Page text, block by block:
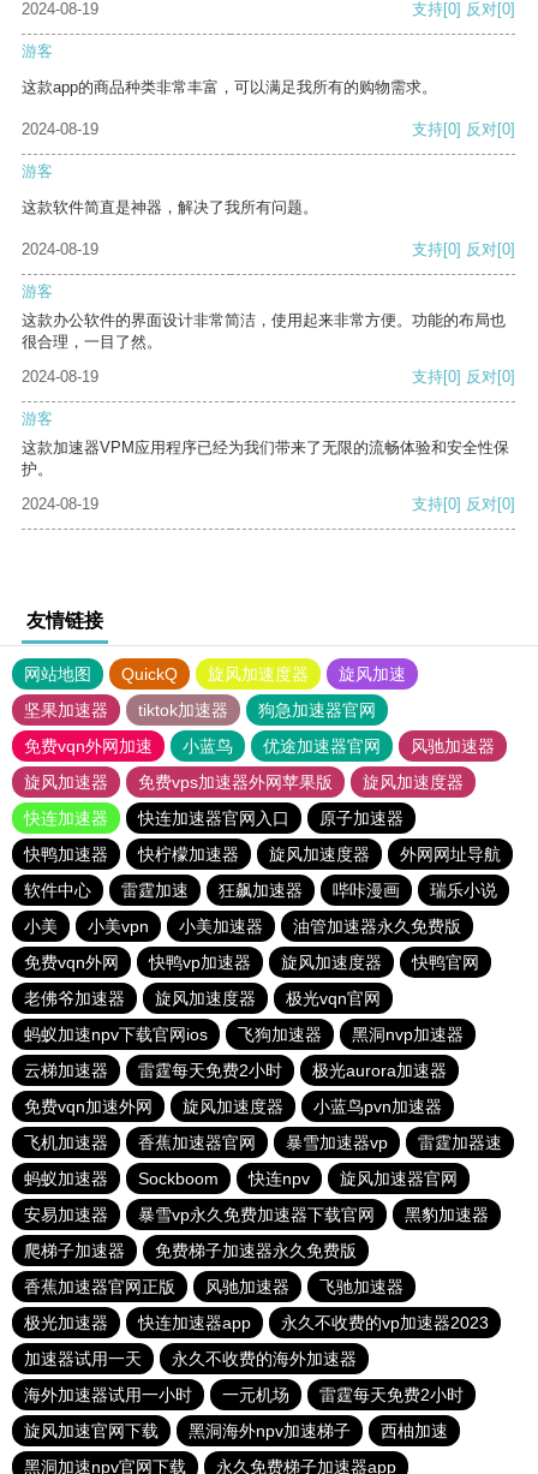
2024-08-19 支持[0] 反对[0]
游客
这款app的商品种类非常丰富，可以满足我所有的购物需求。
2024-08-19 支持[0] 反对[0]
游客
这款软件简直是神器，解决了我所有问题。
2024-08-19 支持[0] 反对[0]
游客
这款办公软件的界面设计非常简洁，使用起来非常方便。功能的布局也
很合理，一目了然。
2024-08-19
支持[0] 反对[0]
游客
这款加速器VPM应用程序已经为我们带来了无限的流畅体验和安全性保
护。
2024-08-19
支持[0] 反对[0]
友情链接
网站地图 QuickQ 旋风加速度器
旋风加速
坚果加速器
tiktok加速器
狗急加速器官网
免费vqn外网加速
小蓝鸟 优途加速器官网
风驰加速器
旋风加速器
免费vps加速器外网苹果版
旋风加速度器
快连加速器
快连加速器官网入口
原子加速器
快鸭加速器
快柠檬加速器 旋风加速度器
外网网址导航
软件中心
雷霆加速 狂飙加速器 哔咔漫画
瑞乐小说
小美
小美vpn 小美加速器
油管加速器永久免费版
免费vqn外网
快鸭vp加速器 旋风加速度器
快鸭官网
老佛爷加速器
旋风加速度器
极光vqn官网
蚂蚁加速npv下载官网ios
飞狗加速器
黑洞nvp加速器
云梯加速器
雷霆每天免费2小时
极光aurora加速器
免费vqn加速外网
旋风加速度器
小蓝鸟pvn加速器
飞机加速器
香蕉加速器官网 暴雪加速器vp
雷霆加器速
蚂蚁加速器
Sockboom 快连npv
旋风加速器官网
安易加速器
暴雪vp永久免费加速器下载官网
黑豹加速器
爬梯子加速器
免费梯子加速器永久免费版
香蕉加速器官网正版
风驰加速器
飞驰加速器
极光加速器
快连加速器app
永久不收费的vp加速器2023
加速器试用一天
永久不收费的海外加速器
海外加速器试用一小时
一元机场
雷霆每天免费2小时
旋风加速官网下载
黑洞海外npv加速梯子
西柚加速
黑洞加速npv官网下载
永久免费梯子加速器app